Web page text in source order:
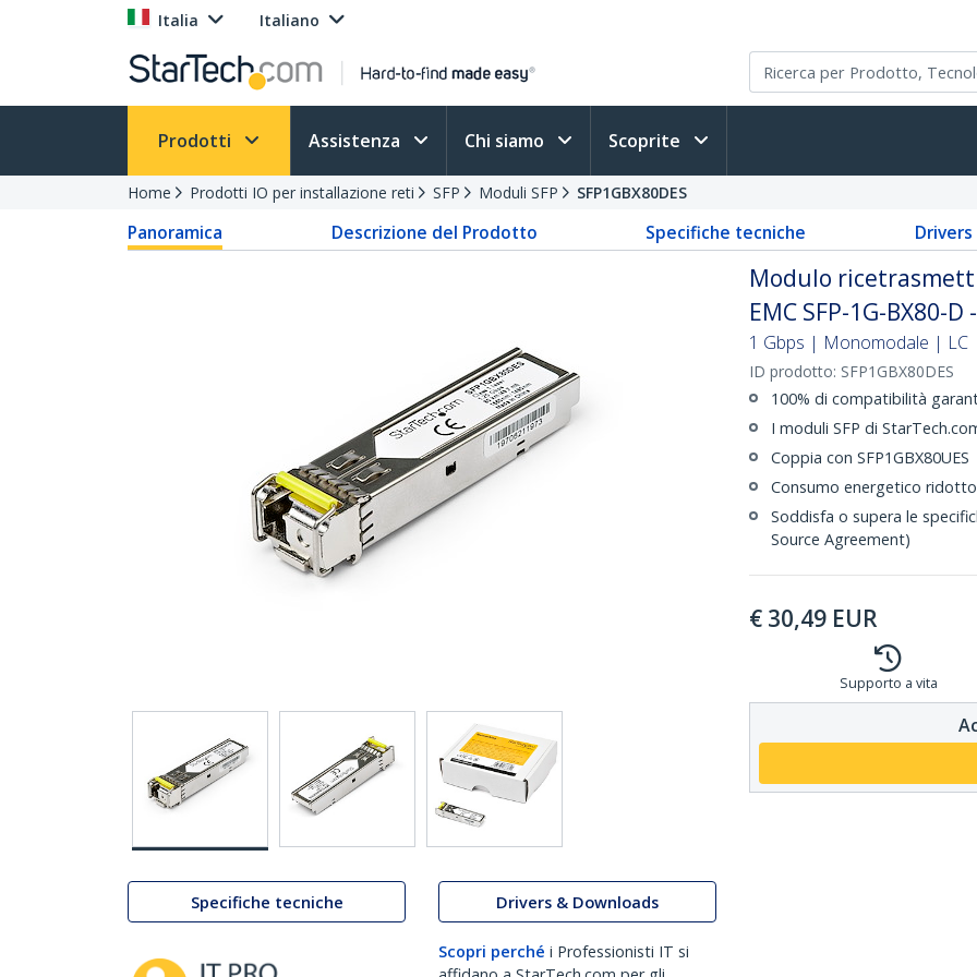
Italia Italiano
Prodotti Assistenza Chi siamo Scoprite
Home Prodotti IO per installazione reti SFP Moduli SFP SFP1GBX80DES
Panoramica Descrizione del Prodotto Specifiche tecniche
Specifiche tecniche Drivers & Downloads
Scopri perché i Professionisti IT si
Modulo
EMC SFP-1G-BX80-
1 Gbps | Monomodale | LC
ID prodotto: SFP1GBX80DES
100% di compatibilità
I moduli SFP di
Coppia con SFP1GBX80UES
Consumo energetico
Soddisfa o supera le
Source Agreement)
€ 30,49 EUR
Supporto a vita